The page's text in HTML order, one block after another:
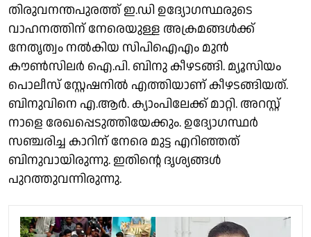
തിരുവനന്തപുരത്ത് ഇ.ഡി ഉദ്യോഗസ്ഥരുടെ
വാഹനത്തിന് നേരെയുള്ള അക്രമങ്ങൾക്ക്
നേതൃത്വം നൽകിയ സിപിഐഎം മുൻ
കൗൺസിലർ ഐ.പി. ബിനു കീഴടങ്ങി. മ്യൂസിയം
പൊലീസ് സ്റ്റേഷനിൽ എത്തിയാണ് കീഴടങ്ങിയത്.
ബിനുവിനെ എ.ആർ. ക്യാംപിലേക്ക് മാറ്റി. അറസ്റ്റ്
നാളെ രേഖപ്പെടുത്തിയേക്കും. ഉദ്യോഗസ്ഥര്‍
സഞ്ചരിച്ച കാറിന് നേരെ മുട്ട എറിഞ്ഞത്
ബിനുവായിരുന്നു. ഇതിൻ്റെ ദൃശ്യങ്ങൾ
പുറത്തുവന്നിരുന്നു.